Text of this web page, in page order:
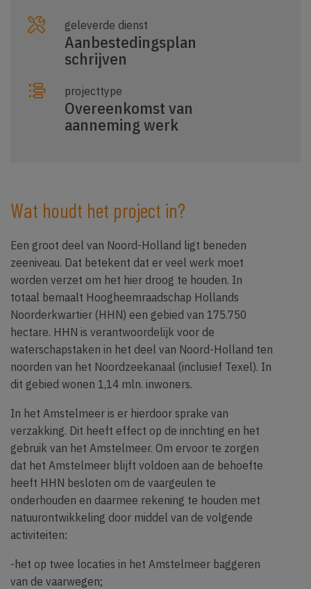
geleverde dienst
Aanbestedingsplan
schrijven
projecttype
Overeenkomst van
aanneming werk
Wat houdt het project in?
Een groot deel van Noord-Holland ligt beneden
zeeniveau. Dat betekent dat er veel werk moet
worden verzet om het hier droog te houden. In
totaal bemaalt Hoogheemraadschap Hollands
Noorderkwartier (HHN) een gebied van 175.750
hectare. HHN is verantwoordelijk voor de
waterschapstaken in het deel van Noord-Holland ten
noorden van het Noordzeekanaal (inclusief Texel). In
dit gebied wonen 1,14 mln. inwoners.
In het Amstelmeer is er hierdoor sprake van
verzakking. Dit heeft effect op de inrichting en het
gebruik van het Amstelmeer. Om ervoor te zorgen
dat het Amstelmeer blijft voldoen aan de behoefte
heeft HHN besloten om de vaargeulen te
onderhouden en daarmee rekening te houden met
natuurontwikkeling door middel van de volgende
activiteiten:
-het op twee locaties in het Amstelmeer baggeren
van de vaarwegen;